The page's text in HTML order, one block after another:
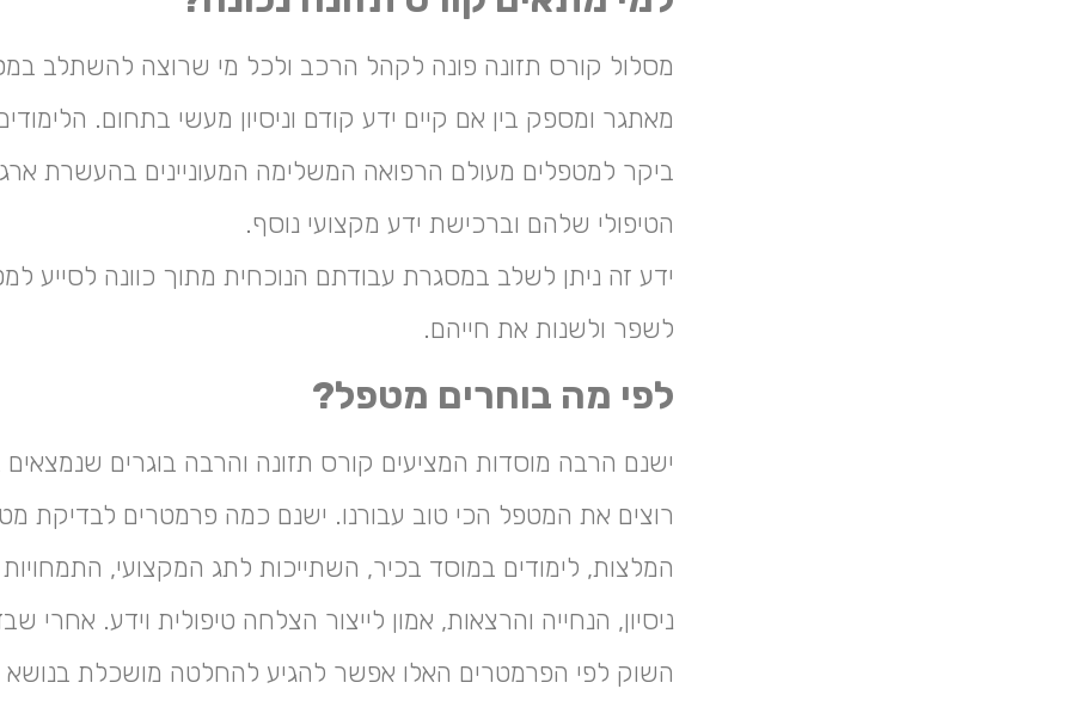
מסלול קורס תזונה פונה לקהל הרכב ולכל מי שרוצה להשתלב
מאתגר ומספק בין אם קיים ידע קודם וניסיון מעשי בתחום.
ביקר למטפלים מעולם הרפואה המשלימה המעוניינים בהעשרת
הטיפולי שלהם וברכישת ידע מקצועי נוסף.
ידע זה ניתן לשלב במסגרת עבודתם הנוכחית מתוך כוונה לסייע
לשפר ולשנות את חייהם.
לפי מה בוחרים מטפל?
ישנם הרבה מוסדות המציעים קורס תזונה והרבה בוגרים שנמצאים
רוצים את המטפל הכי טוב עבורנו. ישנם כמה פרמטרים לבדיקת
המלצות, לימודים במוסד בכיר, השתייכות לתג המקצועי, התמחויות
ניסיון, הנחייה והרצאות, אמון לייצור הצלחה טיפולית וידע. אחרי
השוק לפי הפרמטרים האלו אפשר להגיע להחלטה מושכלת בנושא